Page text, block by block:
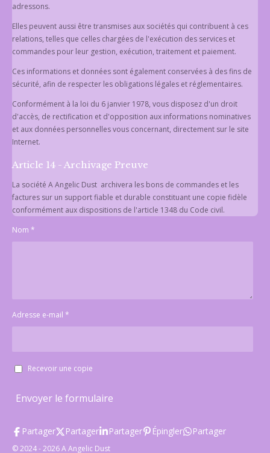
adressons.
Elles peuvent aussi être transmises aux sociétés qui contribuent à ces
relations, telles que celles chargées de l'exécution des services et
commandes pour leur gestion, exécution, traitement et paiement.
Ces informations et données sont également conservées à des fins de
sécurité, afin de respecter les obligations légales et réglementaires.
Conformément à la loi du 6 janvier 1978, vous disposez d'un droit
d'accès, de rectification et d'opposition aux informations nominatives
et aux données personnelles vous concernant, directement sur le site
Internet.
Article 14 - Archivage Preuve
La société A Angelic Dust archivera les bons de commandes et les
factures sur un support fiable et durable constituant une copie fidèle
conformément aux dispositions de l'article 1348 du Code civil.
Nom *
Adresse e-mail *
Recevoir une copie
Envoyer le formulaire
Partager Partager Partager Épingler Partager
© 2024 - 2026 A Angelic Dust